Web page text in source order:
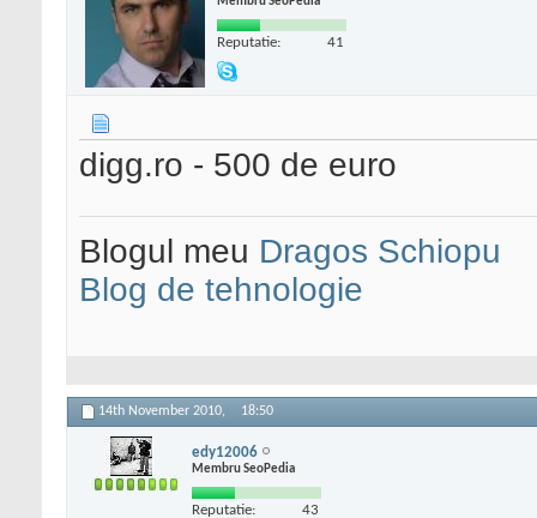
Reputatie: 41
digg.ro - 500 de euro
Blogul meu Dragos Schiopu
Blog de tehnologie
14th November 2010, 18:50
edy12006
Membru SeoPedia
Reputatie: 43